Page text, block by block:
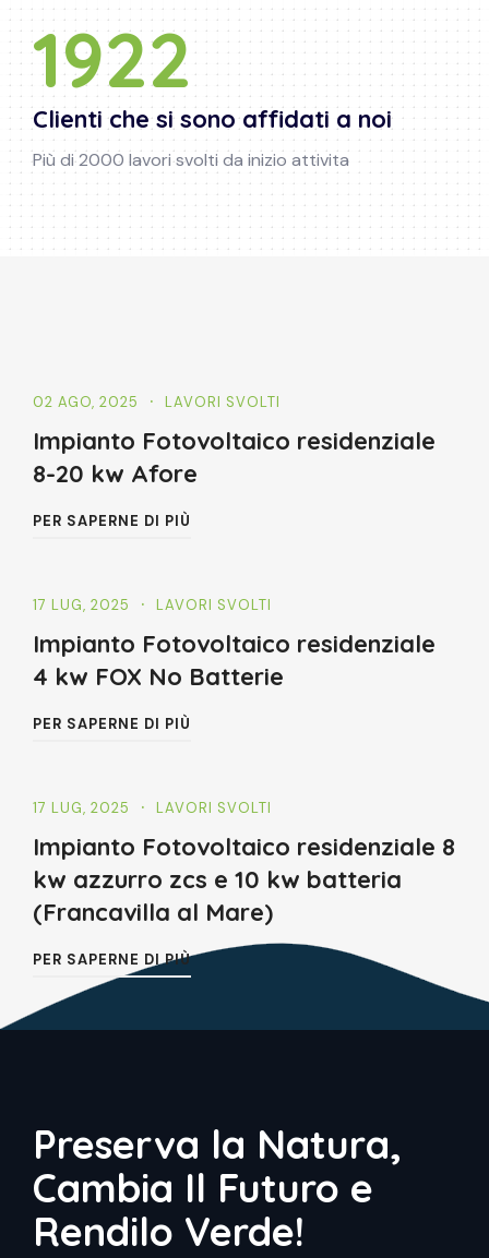
2034
Clienti che si sono affidati a noi
Più di 2000 lavori svolti da inizio attivita
02 AGO, 2025 LAVORI SVOLTI
Impianto Fotovoltaico residenziale
8-20 kw Afore
PER SAPERNE DI PIÙ
17 LUG, 2025 LAVORI SVOLTI
Impianto Fotovoltaico residenziale
4 kw FOX No Batterie
PER SAPERNE DI PIÙ
17 LUG, 2025 LAVORI SVOLTI
Impianto Fotovoltaico residenziale 8
kw azzurro zcs e 10 kw batteria
(Francavilla al Mare)
PER SAPERNE DI PIÙ
Preserva la Natura,
Cambia Il Futuro e
Rendilo Verde!